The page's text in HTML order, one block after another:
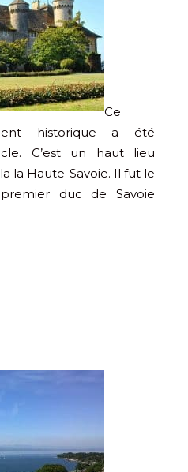
Ce
historique a été
C’est un haut lieu
la Haute-Savoie. Il fut le
duc de Savoie